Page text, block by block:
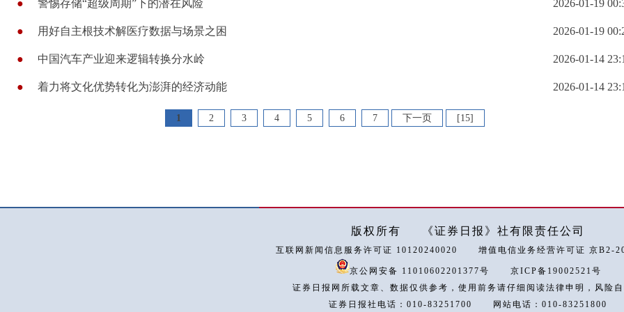
2026-01-19
● 警惕存储“超级周期”下的潜在风险
2026-01-19
● 用好自主根技术解医疗数据与场景之困
2026-01-14
● 中国汽车产业迎来逻辑转换分水岭
2026-01-14
● 着力将文化优势转化为澎湃的经济动能
1 2 3 4 5 6 7 下一页 [15]
版权所有 《证券日报》社有限责任公司
互联网新闻信息服务许可证 10120240020 增值电信业务经营许可证 京B2-
京公网安备 11010602201377号
京ICP备19002521号
证券日报网所载文章、数据仅供参考，使用前务请仔细阅读法律申明，风险自
证券日报社电话：010-83251700
网站电话：010-83251800